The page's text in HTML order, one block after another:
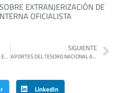
EXTRANJERIZACIÓN DE
OFICIALISTA
CAUSA POR PRESUNTAS COIMAS EN ANDIS: TESTIMONIO CLAVE DE CERIMEDO
SIGUIENTE
APORTES DEL TESORO NACIONAL A LAS PROVINCIAS: OTRO VETO DE MILEI
LinkedIn